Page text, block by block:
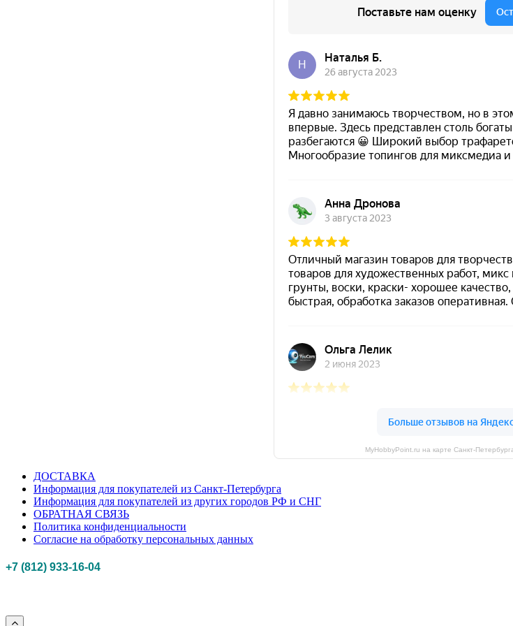
MyHobbyPoint.ru на карте
ДОСТАВКА
Информация для покупателей из Санкт-Петербурга
Информация для покупателей из других городов РФ и СНГ
ОБРАТНАЯ СВЯЗЬ
Политика конфиденциальности
Согласие на обработку персональных данных
+7 (812) 933-16-04